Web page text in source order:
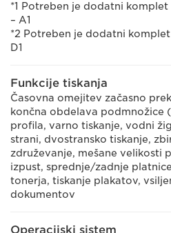
*1 Potreben je dodatni
– A1
*2 Potreben je dodatni
D1
Funkcije tiskanja
Časovna omejitev začasno
končna obdelava podmnožice
profila, varno tiskanje, vodni
strani, dvostransko tiskanje,
združevanje, mešane velikosti
izpust, sprednje/zadnje
tonerja, tiskanje plakatov,
dokumentov
Operacijski sistem